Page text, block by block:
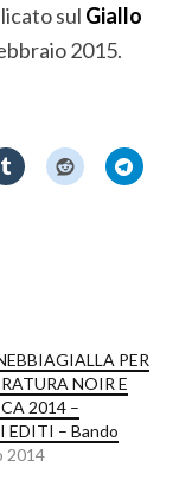
sul Giallo
2015.
PER
NOIR E
2014 –
EDITI – Bando
2014